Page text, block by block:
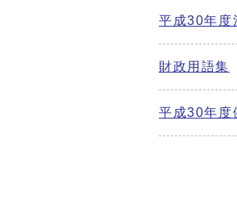
平成30年度
財政用語集
平成30年度